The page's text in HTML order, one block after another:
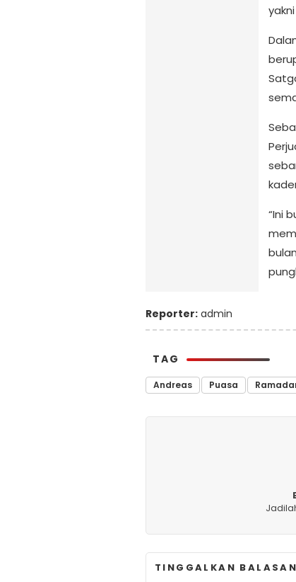
yakni
“Ini
Reporter: admin
TAG
Andreas Puasa
TINGGALKAN BALASAN